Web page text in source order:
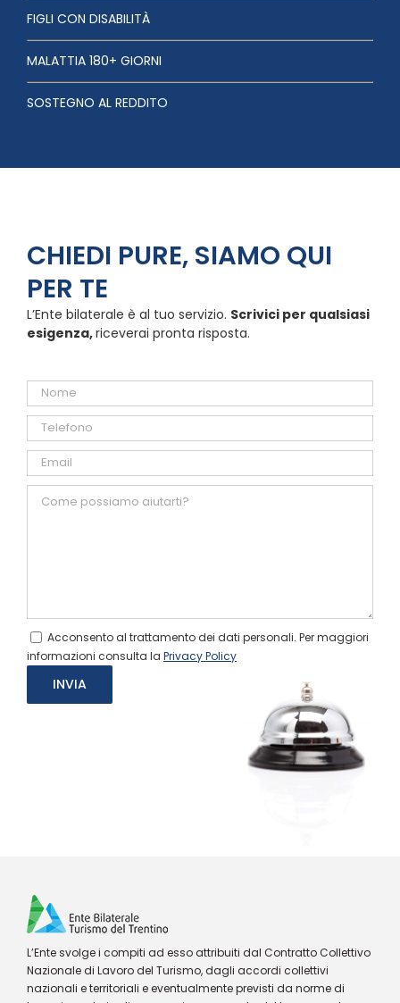
FIGLI CON DISABILITÀ
MALATTIA 180+ GIORNI
SOSTEGNO AL REDDITO
CHIEDI PURE, SIAMO QUI
PER TE
L’Ente bilaterale è al tuo servizio. Scrivici per qualsiasi
esigenza,riceverai pronta risposta.
Acconsento al trattamento dei dati personali. Per maggiori
informazioni consulta la Privacy Policy
L’Ente svolge i compiti ad esso attribuiti dal Contratto Collettivo
Nazionale di Lavoro del Turismo, dagli accordi collettivi
nazionali e territoriali e eventualmente previsti da norme di